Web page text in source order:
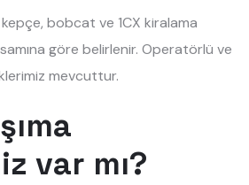
bobcat ve 1CX kiralama
göre belirlenir. Operatörlü ve
mevcuttur.
var mı?